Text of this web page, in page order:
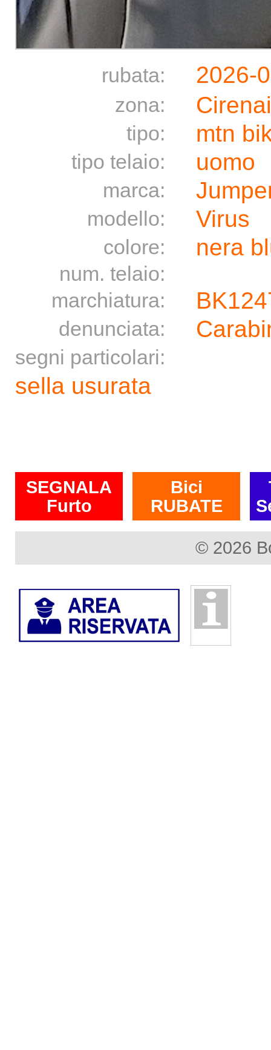
rubata: 2026-
zona:
tipo: mtn
tipo telaio: uomo
marca:
modello: Virus
colore: nera
num. telaio:
marchiatura:
denunciata:
segni particolari:
sella usurata
SEGNALA
Furto
Bici
RUBATE
© 2026